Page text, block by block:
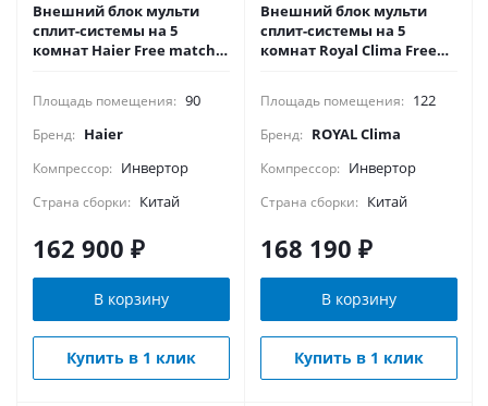
Внешний блок мульти
сплит-системы на 5
комнат Haier Free match
Площадь помещения: 90
Бренд: Haier
Компрессор: Инвертор
Страна сборки: Китай
162 900 ₽
В корзину
Купить в 1 клик
Внешний блок мульти
сплит-системы на 5
комнат Royal Clima Free
Площадь помещения: 122
Бренд: ROYAL Clima
Компрессор: Инвертор
Страна сборки: Китай
168 190 ₽
В корзину
Купить в 1 клик